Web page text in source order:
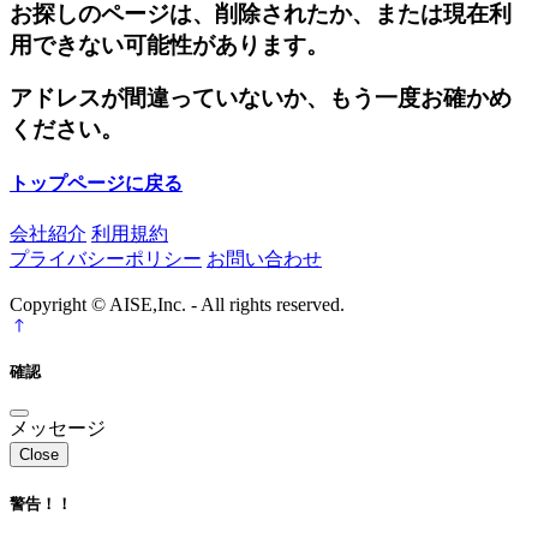
お探しのページは、削除されたか、または現在利
用できない可能性があります。
アドレスが間違っていないか、もう一度お確かめ
ください。
トップページに戻る
会社紹介 利用規約
プライバシーポリシー お問い合わせ
Copyright © AISE,Inc. - All rights reserved.
確認
メッセージ
Close
警告！！